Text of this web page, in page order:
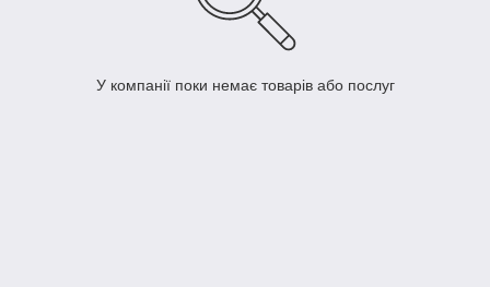
У компанії поки немає товарів або послуг